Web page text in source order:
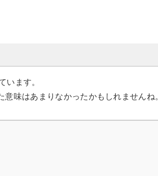
ます。
味はあまりなかったかもしれませんね。